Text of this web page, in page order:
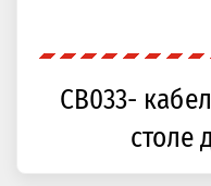
CB033-
столе